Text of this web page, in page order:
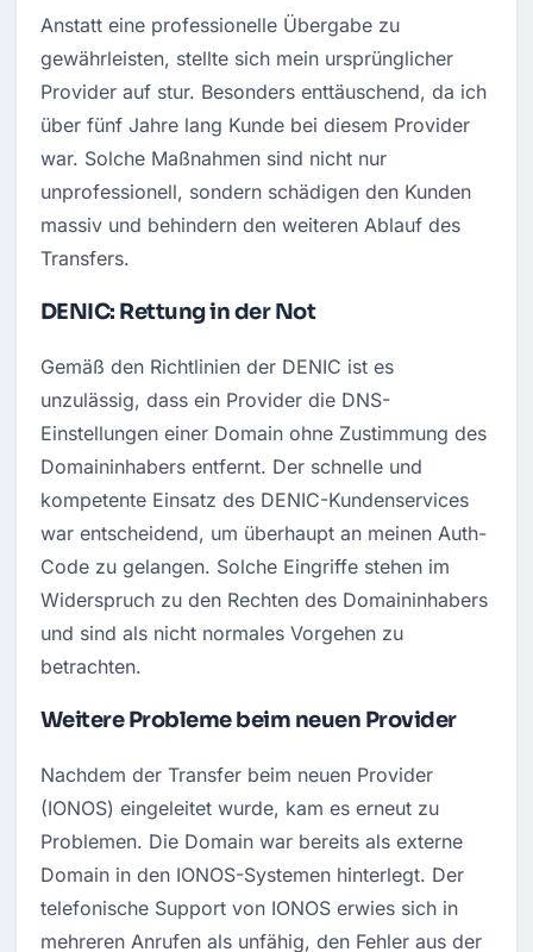
Anstatt eine professionelle Übergabe zu
gewährleisten, stellte sich mein ursprünglicher
Provider auf stur. Besonders enttäuschend, da ich
über fünf Jahre lang Kunde bei diesem Provider
war. Solche Maßnahmen sind nicht nur
unprofessionell, sondern schädigen den Kunden
massiv und behindern den weiteren Ablauf des
Transfers.
DENIC: Rettung in der Not
Gemäß den Richtlinien der DENIC ist es
unzulässig, dass ein Provider die DNS-
Einstellungen einer Domain ohne Zustimmung des
Domaininhabers entfernt. Der schnelle und
kompetente Einsatz des DENIC-Kundenservices
war entscheidend, um überhaupt an meinen Auth-
Code zu gelangen. Solche Eingriffe stehen im
Widerspruch zu den Rechten des Domaininhabers
und sind als nicht normales Vorgehen zu
betrachten.
Weitere Probleme beim neuen Provider
Nachdem der Transfer beim neuen Provider
(IONOS) eingeleitet wurde, kam es erneut zu
Problemen. Die Domain war bereits als externe
Domain in den IONOS-Systemen hinterlegt. Der
telefonische Support von IONOS erwies sich in
mehreren Anrufen als unfähig, den Fehler aus der